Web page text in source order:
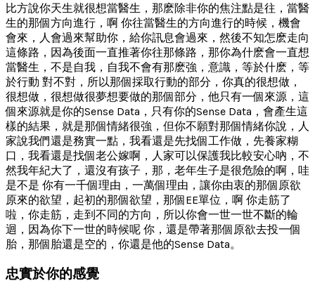
比方說你天生就很想當醫生，那麽除非你的焦注點是往，當醫
生的那個方向進行，啊 你往當醫生的方向進行的時候，機會
會來，人會過來幫助你，給你訊息會過來，然後不知怎麽走向
這條路，因為後面一直推著你往那條路，那你為什麽會一直想
當醫生，不是自我，自我不會有那麽強，意識，等於什麽，等
於行動 對不對，所以那個採取行動的部分，你真的很想做，
很想做，很想做很夢想要做的那個部分，他只有一個來源，這
個來源就是你的Sense Data，只有你的Sense Data，會產生這
樣的結果，就是那個情緒很強，但你不願對那個情緒你說，人
家說我們還是務實一點，我看還是先找個工作做，先養家糊
口，我看還是找個老公嫁啊，人家可以保護我比較安心吶，不
然我年紀大了，還沒有孩子，那，老年生子是很危險的啊，哇
是不是 你有一千個理由，一萬個理由，讓你由衷的那個原欲
原來的欲望，起初的那個欲望，那個EE單位，啊 你走筋了
啦，你走筋，走到不同的方向，所以你會一世一世不斷的輪
迴，因為你下一世的時候呢 你，還是帶著那個原欲去投一個
胎，那個胎還是空的，你還是他的Sense Data。
忠實於你的感覺